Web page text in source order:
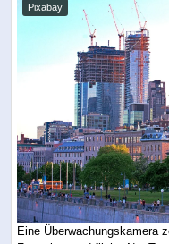
Pixabay
Eine Überwachungskamera